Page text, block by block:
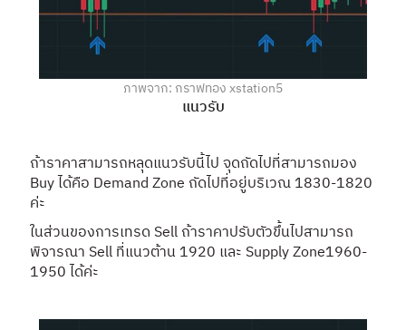
ภาพจาก: กราฟทอง xstation5
แนวรับ
ถ้าราคาสามารถหลุดแนวรับนี้ไป จุดถัดไปที่สามารถมอง
Buy ได้คือ Demand Zone ถัดไปที่อยู่บริเวณ 1830-1820
ค่ะ
ในส่วนของการเทรด Sell ถ้าราคาปรับตัวขึ้นไปสามารถ
พิจารณา Sell ที่แนวต้าน 1920 และ Supply Zone1960-
1950 ได้ค่ะ